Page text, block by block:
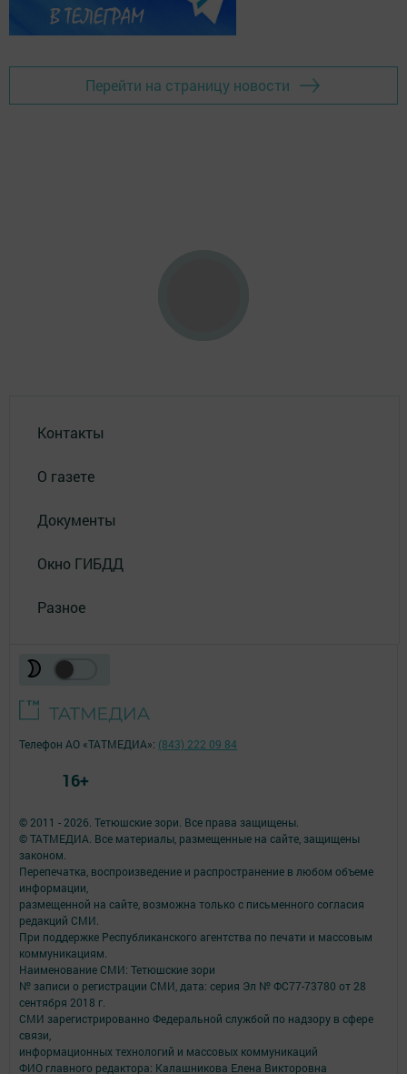
Перейти на страницу новости
Контакты
О газете
Документы
Окно ГИБДД
Разное
© 2011 - 2026. Тетюшские зори. Все права защищены.
© ТАТМЕДИА. Все материалы, размещенные на сайте, защищены
законом.
Перепечатка, воспроизведение и распространение в любом объеме
информации,
размещенной на сайте, возможна только с письменного согласия
редакций СМИ.
При поддержке Республиканского агентства по печати и массовым
коммуникациям.
Наименование СМИ: Тетюшские зори
№ записи о регистрации СМИ, дата: серия Эл № ФС77-73780 от 28
сентября 2018 г.
СМИ зарегистрированно Федеральной службой по надзору в сфере
связи,
информационных технологий и массовых коммуникаций
ФИО главного редактора: Калашникова Елена Викторовна
Телефон АО «ТАТМЕДИА»: (843) 222 09 84
16+